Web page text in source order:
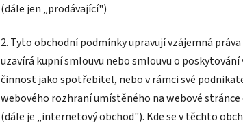
(dále jen „prodávající")
2. Tyto obchodní podmínky upravují vzájemná
uzavírá kupní smlouvu nebo smlouvu o poskytování
činnost jako spotřebitel, nebo v rámci své
webového rozhraní umístěného na webové
(dále je „internetový obchod"). Kde se v těchto